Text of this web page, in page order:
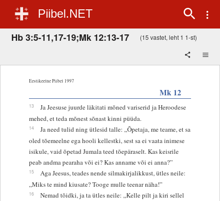
Piibel.NET
Hb 3:5-11,17-19;Mk 12:13-17 (15 vastet, leht 1 1-st)
Eestikeelne Piibel 1997
Mk 12
13
Ja Jeesuse juurde läkitati mõned variserid ja Heroodese
mehed, et teda mõnest sõnast kinni püüda.
14
Ja need tulid ning ütlesid talle: „Õpetaja, me teame, et sa
oled tõemeelne ega hooli kellestki, sest sa ei vaata inimese
isikule, vaid õpetad Jumala teed tõepäraselt. Kas keisrile
peab andma pearaha või ei? Kas anname või ei anna?”
15
Aga Jeesus, teades nende silmakirjalikkust, ütles neile:
„Miks te mind kiusate? Tooge mulle teenar näha!”
16
Nemad tõidki, ja ta ütles neile: „Kelle pilt ja kiri sellel